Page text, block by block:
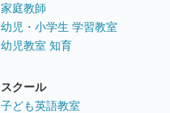
家庭教師
幼児・小学生 学習教室
幼児教室 知育
スクール
子ども英語教室